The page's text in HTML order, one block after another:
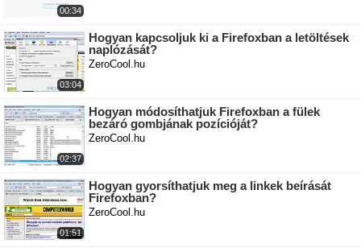
00:34
03:04
Hogyan kapcsoljuk ki a Firefoxban a letöltések
naplózását?
ZeroCool.hu
02:37
Hogyan módosíthatjuk Firefoxban a fülek
bezáró gombjának pozícióját?
ZeroCool.hu
01:51
Hogyan gyorsíthatjuk meg a linkek beírását
Firefoxban?
ZeroCool.hu